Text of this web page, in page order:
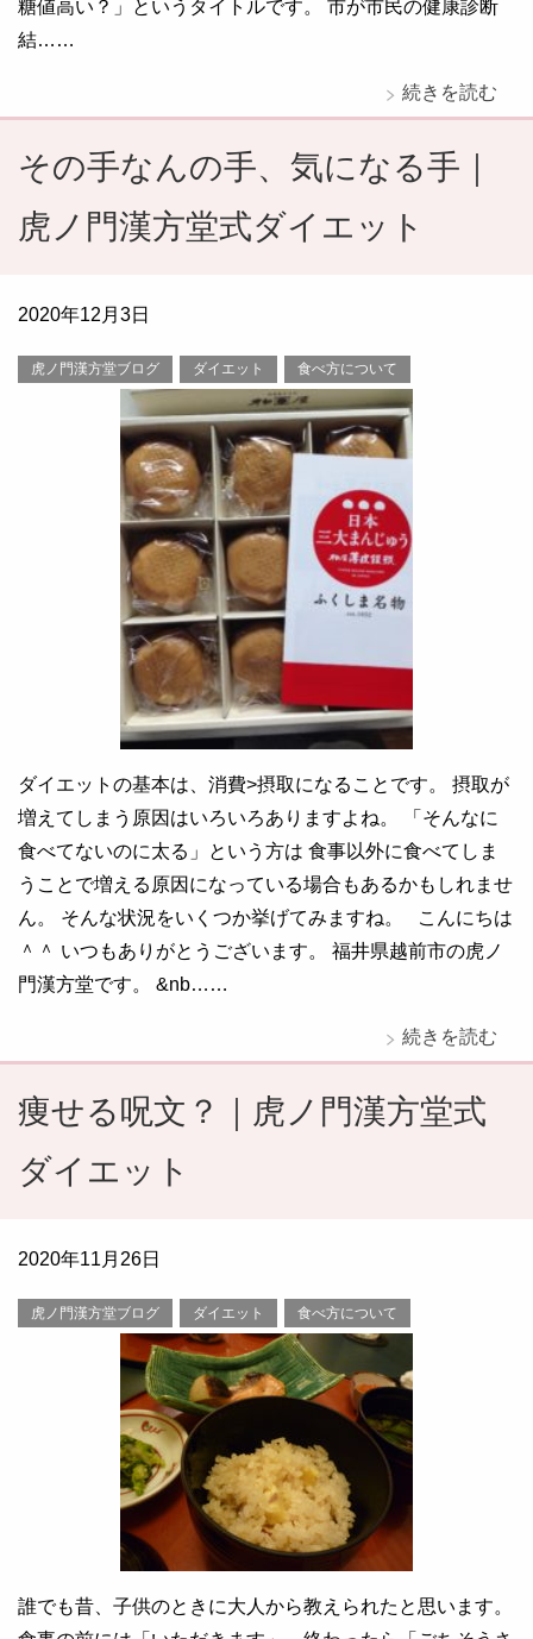
糖値高い？」というタイトルです。 市が市民の健康診断
結……
続きを読む
その手なんの手、気になる手｜
虎ノ門漢方堂式ダイエット
2020年12月3日
虎ノ門漢方堂ブログ ダイエット 食べ方について
ダイエットの基本は、消費>摂取になることです。 摂取が
増えてしまう原因はいろいろありますよね。 「そんなに
食べてないのに太る」という方は 食事以外に食べてしま
うことで増える原因になっている場合もあるかもしれませ
ん。 そんな状況をいくつか挙げてみますね。 こんにちは
＾＾ いつもありがとうございます。 福井県越前市の虎ノ
門漢方堂です。 &nb……
続きを読む
痩せる呪文？｜虎ノ門漢方堂式
ダイエット
2020年11月26日
虎ノ門漢方堂ブログ ダイエット 食べ方について
誰でも昔、子供のときに大人から教えられたと思います。